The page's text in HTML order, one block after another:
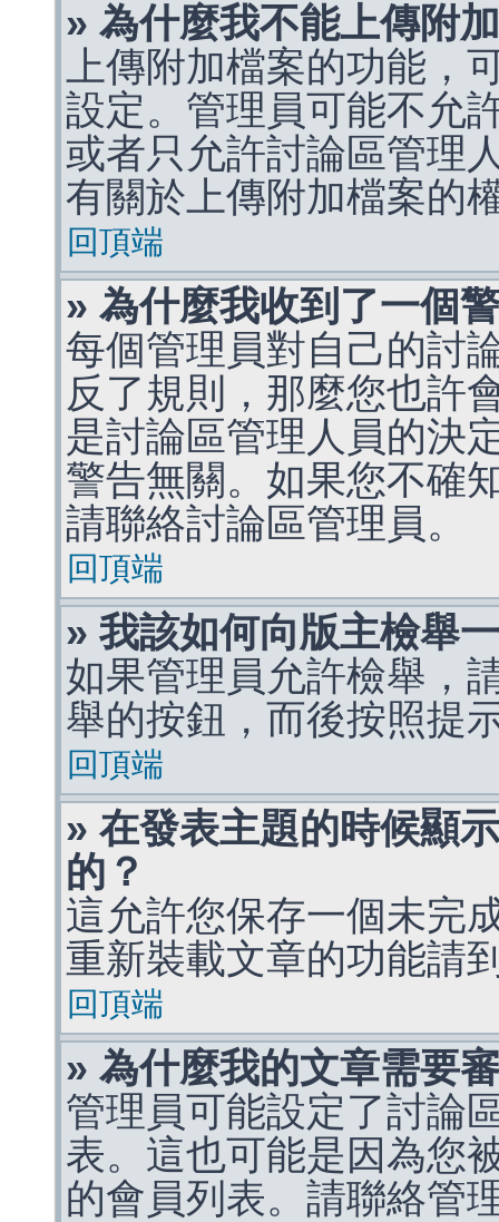
» 為什麼我不能上傳附
上傳附加檔案的功能，
設定。管理員可能不允
或者只允許討論區管理
有關於上傳附加檔案的
回頂端
» 為什麼我收到了一個
每個管理員對自己的討
反了規則，那麼您也許
是討論區管理人員的決
警告無關。如果您不確
請聯絡討論區管理員。
回頂端
» 我該如何向版主檢舉
如果管理員允許檢舉，
舉的按鈕，而後按照提
回頂端
» 在發表主題的時候顯
的？
這允許您保存一個未完
重新裝載文章的功能請
回頂端
» 為什麼我的文章需要
管理員可能設定了討論
表。這也可能是因為您
的會員列表。請聯絡管